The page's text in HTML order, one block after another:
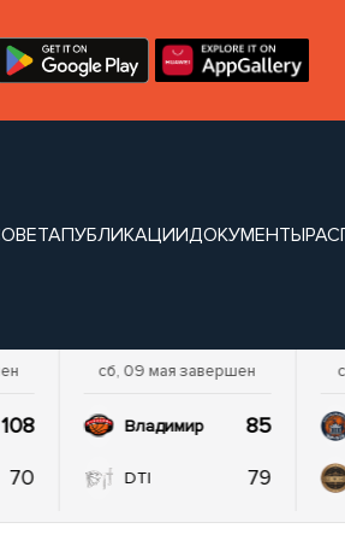
ПУБЛИКАЦИИДОКУМЕНТЫ
108
70
сб, 09 мая завершен
Владимир 85
DTI 79